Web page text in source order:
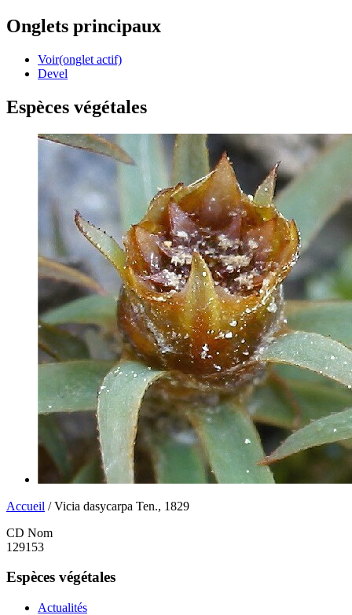
Onglets principaux
Voir(onglet actif)
Devel
Espèces végétales
Accueil / Vicia dasycarpa Ten., 1829
CD Nom
129153
Espèces végétales
Actualités